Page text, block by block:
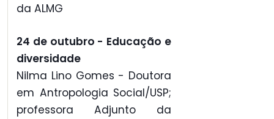
da ALMG
24 de outubro - Educação e
diversidade
Nilma Lino Gomes - Doutora
em Antropologia Social/USP;
professora Adjunto da